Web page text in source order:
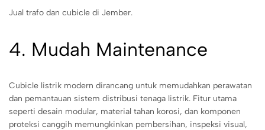
Jual trafo dan cubicle di Jember.
4. Mudah Maintenance
Cubicle listrik modern dirancang untuk memudahkan perawatan
dan pemantauan sistem distribusi tenaga listrik. Fitur utama
seperti desain modular, material tahan korosi, dan komponen
proteksi canggih memungkinkan pembersihan, inspeksi visual,